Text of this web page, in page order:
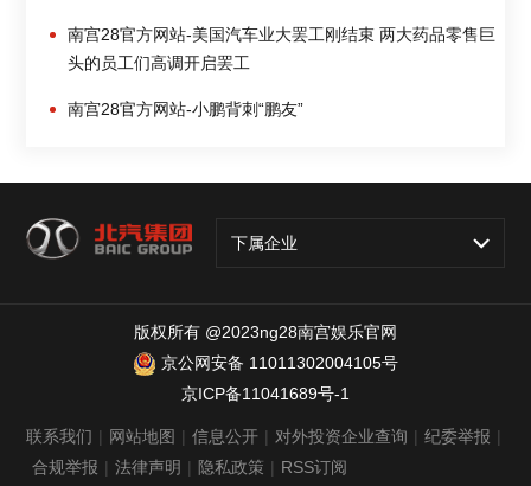
南宫28官方网站-美国汽车业大罢工刚结束 两大药品零售巨
头的员工们高调开启罢工
南宫28官方网站-小鹏背刺“鹏友”
下属企业
版权所有 @2023ng28南宫娱乐官网
京公网安备 11011302004105号
京ICP备11041689号-1
联系我们 | 网站地图 | 信息公开 | 对外投资企业查询 | 纪委举报 |
合规举报 | 法律声明 | 隐私政策 | RSS订阅